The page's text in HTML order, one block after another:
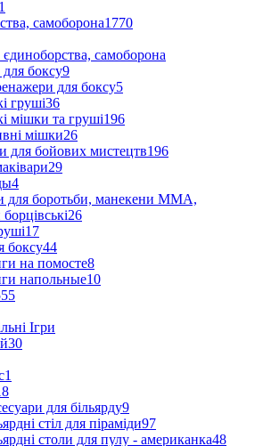
самоборона1770
самоборона
боксу9
для боксу5
груші36
мішки та груші196
мішки26
для бойових мистецтв196
29
4
для боротьби, манекени ММА,
26
17
боксу44
на помосте8
напольные10
Ігри
30
1
для більярду9
стіл для піраміди97
столи для пулу - американка48